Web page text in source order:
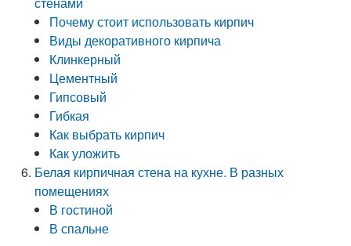
Почему стоит использовать кирпич
Виды декоративного кирпича
Клинкерный
Цементный
Гипсовый
Гибкая
Как выбрать кирпич
Как уложить
Белая кирпичная стена на кухне. В разных
помещениях
В гостиной
В спальне